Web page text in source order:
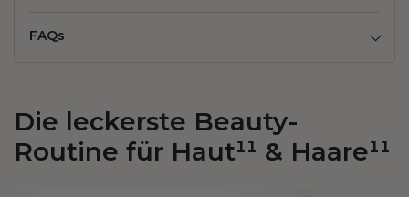
FAQs
Die leckerste Beauty-
Routine für Haut¹¹ & Haare¹¹